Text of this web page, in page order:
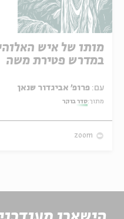
מותו של איש
במדרש פטירת משה
עם:
מתוך:סדר בוקר
zoom